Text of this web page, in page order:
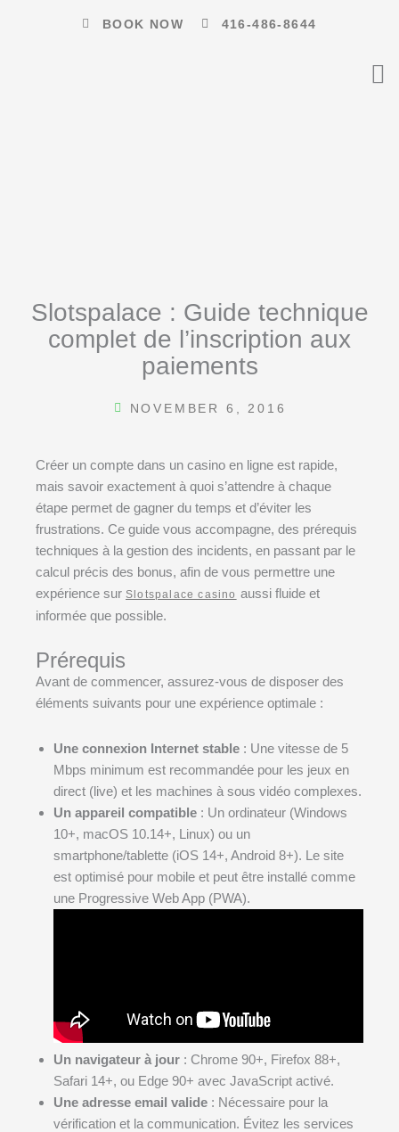
BOOK NOW 416-486-8644
Slotspalace : Guide technique
complet de l’inscription aux
paiements
NOVEMBER 6, 2016
Créer un compte dans un casino en ligne est rapide,
mais savoir exactement à quoi s’attendre à chaque
étape permet de gagner du temps et d’éviter les
frustrations. Ce guide vous accompagne, des prérequis
techniques à la gestion des incidents, en passant par le
calcul précis des bonus, afin de vous permettre une
expérience sur Slotspalace casino aussi fluide et
informée que possible.
Prérequis
Avant de commencer, assurez-vous de disposer des
éléments suivants pour une expérience optimale :
Une connexion Internet stable : Une vitesse de 5
Mbps minimum est recommandée pour les jeux en
direct (live) et les machines à sous vidéo complexes.
Un appareil compatible : Un ordinateur (Windows
10+, macOS 10.14+, Linux) ou un
smartphone/tablette (iOS 14+, Android 8+). Le site
est optimisé pour mobile et peut être installé comme
une Progressive Web App (PWA).
Un navigateur à jour : Chrome 90+, Firefox 88+,
Safari 14+, ou Edge 90+ avec JavaScript activé.
Une adresse email valide : Nécessaire pour la
vérification et la communication. Évitez les services